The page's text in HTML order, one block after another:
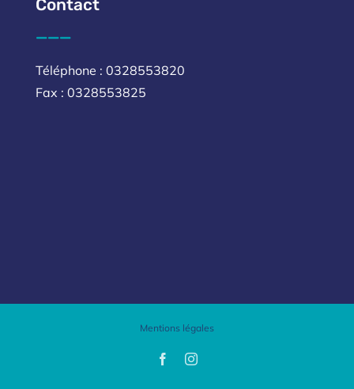
Contact
___
Téléphone : 0328553820
Fax : 0328553825
Mentions légales
FacebookInstagram